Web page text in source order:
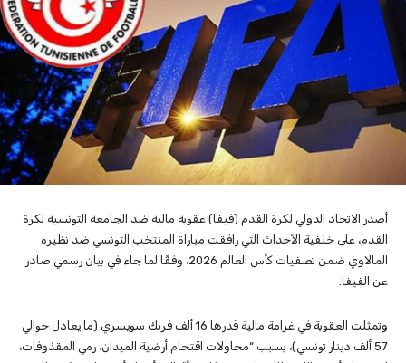
أصدر الاتحاد الدولي لكرة القدم (فيفا) عقوبة مالية ضد الجامعة التونسية لكرة
القدم، على خلفية الأحداث التي رافقت مباراة المنتخب التونسي ضد نظيره
المالاوي ضمن تصفيات كأس العالم 2026، وفقًا لما جاء في بيان رسمي صادر
عن الفيفا.
وتمثلت العقوبة في غرامة مالية قدرها 16 ألف فرنك سويسري (ما يعادل حوالي
57 ألف دينار تونسي)، بسبب “محاولات اقتحام أرضية الميدان، رمي المقذوفات،